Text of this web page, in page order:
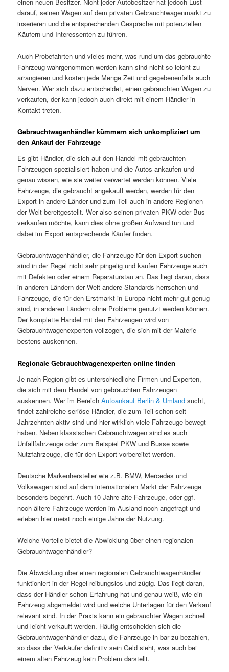
einen neuen Besitzer. Nicht jeder Autobesitzer hat jedoch Lust
darauf, seinen Wagen auf dem privaten Gebrauchtwagenmarkt zu
inserieren und die entsprechenden Gespräche mit potenziellen
Käufern und Interessenten zu führen.
Auch Probefahrten und vieles mehr, was rund um das gebrauchte
Fahrzeug wahrgenommen werden kann sind nicht so leicht zu
arrangieren und kosten jede Menge Zeit und gegebenenfalls auch
Nerven. Wer sich dazu entscheidet, einen gebrauchten Wagen zu
verkaufen, der kann jedoch auch direkt mit einem Händler in
Kontakt treten.
Gebrauchtwagenhändler kümmern sich unkompliziert um
den Ankauf der Fahrzeuge
Es gibt Händler, die sich auf den Handel mit gebrauchten
Fahrzeugen spezialisiert haben und die Autos ankaufen und
genau wissen, wie sie weiter verwertet werden können. Viele
Fahrzeuge, die gebraucht angekauft werden, werden für den
Export in andere Länder und zum Teil auch in andere Regionen
der Welt bereitgestellt. Wer also seinen privaten PKW oder Bus
verkaufen möchte, kann dies ohne großen Aufwand tun und
dabei im Export entsprechende Käufer finden.
Gebrauchtwagenhändler, die Fahrzeuge für den Export suchen
sind in der Regel nicht sehr pingelig und kaufen Fahrzeuge auch
mit Defekten oder einem Reparaturstau an. Das liegt daran, dass
in anderen Ländern der Welt andere Standards herrschen und
Fahrzeuge, die für den Erstmarkt in Europa nicht mehr gut genug
sind, in anderen Ländern ohne Probleme genutzt werden können.
Der komplette Handel mit den Fahrzeugen wird von
Gebrauchtwagenexperten vollzogen, die sich mit der Materie
bestens auskennen.
Regionale Gebrauchtwagenexperten online finden
Je nach Region gibt es unterschiedliche Firmen und Experten,
die sich mit dem Handel von gebrauchten Fahrzeugen
auskennen. Wer im BereichAutoankauf Berlin & Umland sucht,
findet zahlreiche seriöse Händler, die zum Teil schon seit
Jahrzehnten aktiv sind und hier wirklich viele Fahrzeuge bewegt
haben. Neben klassischen Gebrauchtwagen sind es auch
Unfallfahrzeuge oder zum Beispiel PKW und Busse sowie
Nutzfahrzeuge, die für den Export vorbereitet werden.
Deutsche Markenhersteller wie z.B. BMW, Mercedes und
Volkswagen sind auf dem internationalen Markt der Fahrzeuge
besonders begehrt. Auch 10 Jahre alte Fahrzeuge, oder ggf.
noch ältere Fahrzeuge werden im Ausland noch angefragt und
erleben hier meist noch einige Jahre der Nutzung.
Welche Vorteile bietet die Abwicklung über einen regionalen
Gebrauchtwagenhändler?
Die Abwicklung über einen regionalen Gebrauchtwagenhändler
funktioniert in der Regel reibungslos und zügig. Das liegt daran,
dass der Händler schon Erfahrung hat und genau weiß, wie ein
Fahrzeug abgemeldet wird und welche Unterlagen für den Verkauf
relevant sind. In der Praxis kann ein gebrauchter Wagen schnell
und leicht verkauft werden. Häufig entscheiden sich die
Gebrauchtwagenhändler dazu, die Fahrzeuge in bar zu bezahlen,
so dass der Verkäufer definitiv sein Geld sieht, was auch bei
einem alten Fahrzeug kein Problem darstellt.